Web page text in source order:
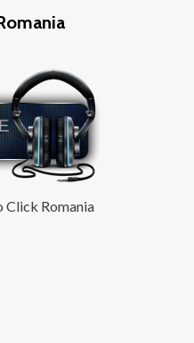
Click Romania